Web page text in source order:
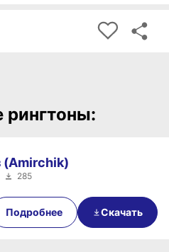
285
Подробнее Скачать